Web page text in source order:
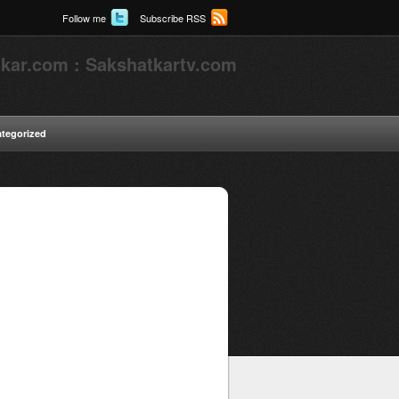
Follow me Subscribe RSS
: Sakshatkartv.com